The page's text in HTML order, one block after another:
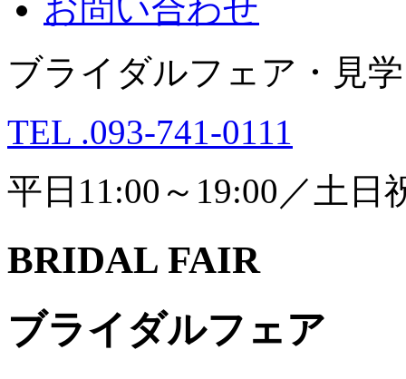
お問い合わせ
ブライダルフェア・見
TEL .093-741-0111
平日11:00～19:00／土日
BRIDAL FAIR
ブライダルフェア